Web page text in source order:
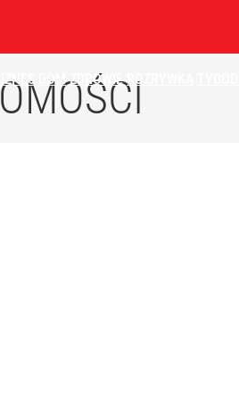
BIZNES DOM ZDROWIE ROZRYWKA
nich 1,5 mld zł? Menedżerom